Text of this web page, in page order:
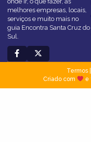
melhores empresas, locais,
serviços e muito mais no
guia Encontra Santa Cruz do
Sul.
Termos|
Criado com
e